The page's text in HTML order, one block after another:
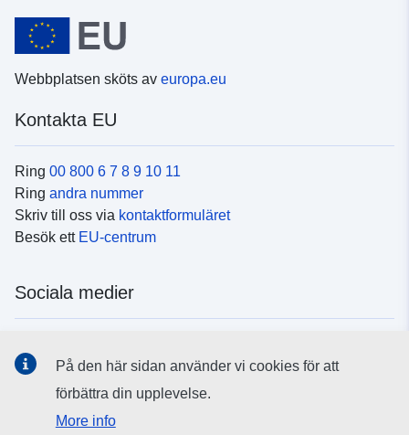
Webbplatsen sköts av europa.eu
Kontakta EU
Ring 00 800 6 7 8 9 10 11
Ring andra nummer
Skriv till oss via kontaktformuläret
Besök ett EU-centrum
Sociala medier
EU:s institutioner och organ
På den här sidan använder vi cookies för att
förbättra din upplevelse.
More info